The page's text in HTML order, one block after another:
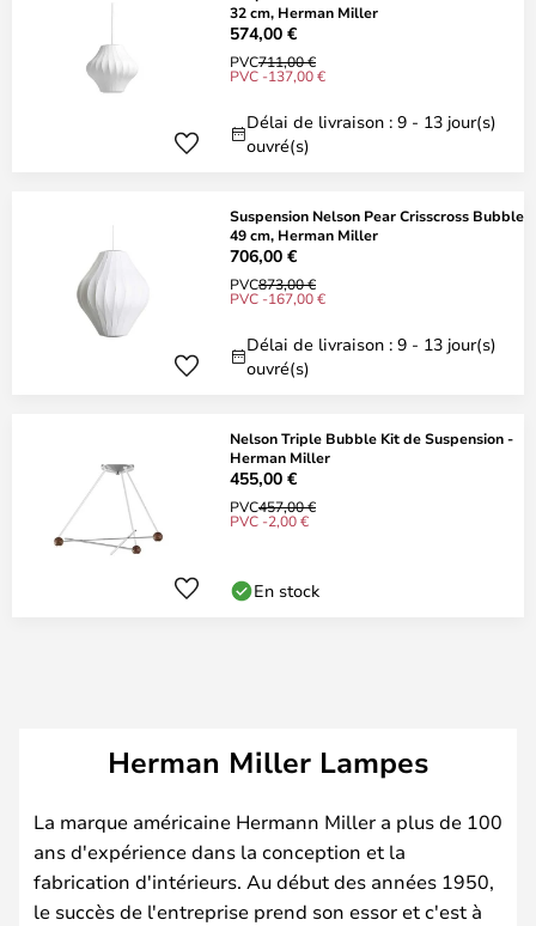
32 cm, Herman Miller
574,00 €
PVC711,00 €
PVC -137,00 €
Délai de livraison : 9 - 13 jour(s)
ouvré(s)
Suspension Nelson Pear Crisscross Bubble
49 cm, Herman Miller
706,00 €
PVC873,00 €
PVC -167,00 €
Délai de livraison : 9 - 13 jour(s)
ouvré(s)
Nelson Triple Bubble Kit de Suspension -
Herman Miller
455,00 €
PVC457,00 €
PVC -2,00 €
En stock
Herman Miller Lampes
La marque américaine Hermann Miller a plus de 100
ans d'expérience dans la conception et la
fabrication d'intérieurs. Au début des années 1950,
le succès de l'entreprise prend son essor et c'est à